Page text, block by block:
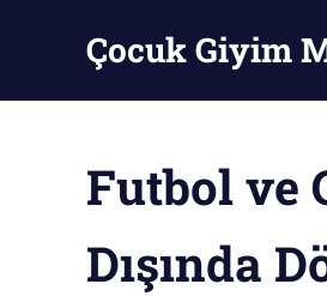
Çocuk Giyim
Futbol ve
Dışında